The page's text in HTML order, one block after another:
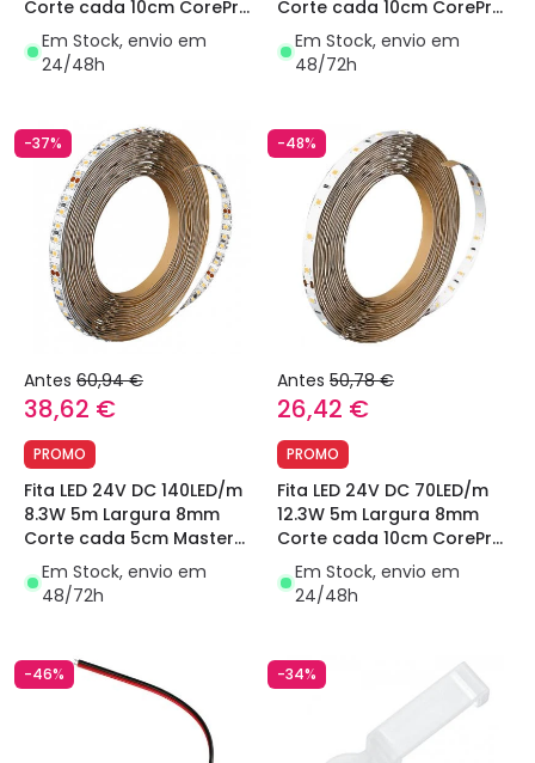
Corte cada 10cm CorePro
Philips
Em Stock, envio em
24/48h
Corte cada 10cm CorePro
Philips
Em Stock, envio em
48/72h
-37%
Antes 60,94 €
38,62 €
PROMO
Fita LED 24V DC 140LED/m
8.3W 5m Largura 8mm
Corte cada 5cm Master
Philips
Em Stock, envio em
48/72h
-48%
Antes 50,78 €
26,42 €
PROMO
Fita LED 24V DC 70LED/m
12.3W 5m Largura 8mm
Corte cada 10cm CorePro
Philips
Em Stock, envio em
24/48h
-46% -34%